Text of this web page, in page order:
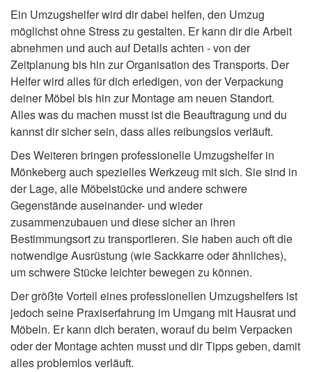
Ein Umzugshelfer wird dir dabei helfen, den Umzug
möglichst ohne Stress zu gestalten. Er kann dir die Arbeit
abnehmen und auch auf Details achten - von der
Zeitplanung bis hin zur Organisation des Transports. Der
Helfer wird alles für dich erledigen, von der Verpackung
deiner Möbel bis hin zur Montage am neuen Standort.
Alles was du machen musst ist die Beauftragung und du
kannst dir sicher sein, dass alles reibungslos verläuft.
Des Weiteren bringen professionelle Umzugshelfer in
Mönkeberg auch spezielles Werkzeug mit sich. Sie sind in
der Lage, alle Möbelstücke und andere schwere
Gegenstände auseinander- und wieder
zusammenzubauen und diese sicher an ihren
Bestimmungsort zu transportieren. Sie haben auch oft die
notwendige Ausrüstung (wie Sackkarre oder ähnliches),
um schwere Stücke leichter bewegen zu können.
Der größte Vorteil eines professionellen Umzugshelfers ist
jedoch seine Praxiserfahrung im Umgang mit Hausrat und
Möbeln. Er kann dich beraten, worauf du beim Verpacken
oder der Montage achten musst und dir Tipps geben, damit
alles problemlos verläuft.